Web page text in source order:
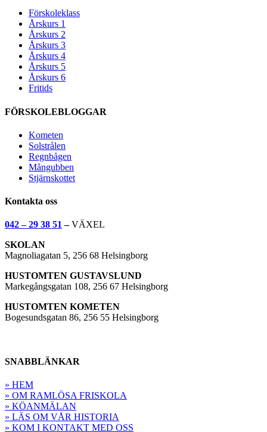
Förskoleklass
Årskurs 1
Årskurs 2
Årskurs 3
Årskurs 4
Årskurs 5
Årskurs 6
Fritids
FÖRSKOLEBLOGGAR
Kometen
Solstrålen
Regnbågen
Mångubben
Stjärnskottet
Kontakta oss
042 – 29 38 51–VÄXEL
SKOLAN
Magnoliagatan 5, 256 68 Helsingborg
HUSTOMTEN GUSTAVSLUND
Markegångsgatan 108, 256 67 Helsingborg
HUSTOMTEN KOMETEN
Bogesundsgatan 86, 256 55 Helsingborg
SNABBLÄNKAR
» HEM
» OM RAMLÖSA FRISKOLA
» KÖANMÄLAN
» LÄS OM VÅR HISTORIA
» KOM I KONTAKT MED OSS